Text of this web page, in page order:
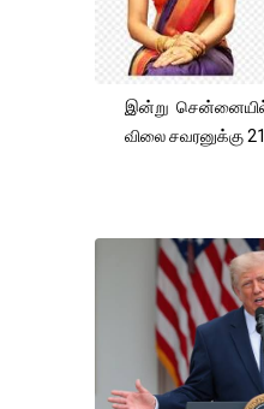
இன்று
விலை சவரனுக்கு